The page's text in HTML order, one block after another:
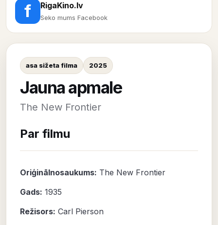
f RigaKino.lv
Seko mums Facebook
asa sižeta filma 2025
Jauna apmale
The New Frontier
Par filmu
Oriģinālnosaukums: The New Frontier
Gads: 1935
Režisors: Carl Pierson